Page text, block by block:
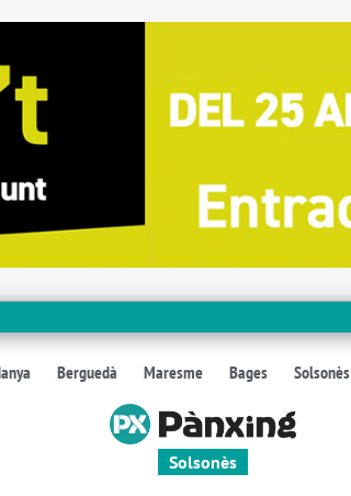
Berguedà Maresme Bages Solsonès
Solsonès